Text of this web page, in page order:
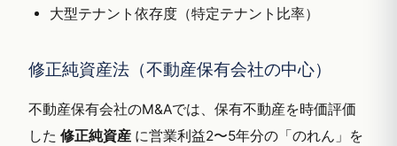
大型テナント依存度（特定テナント比率）
修正純資産法（不動産保有会社の中心）
不動産保有会社のM&Aでは、保有不動産を時価評価
した 修正純資産 に営業利益2〜5年分の「のれん」を